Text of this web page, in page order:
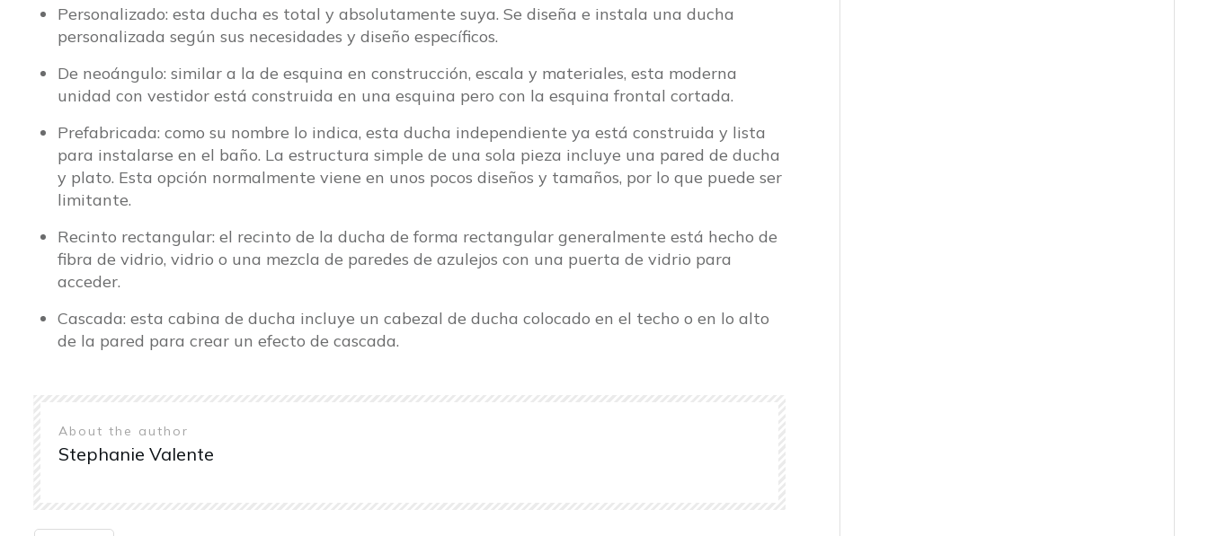
Personalizado: esta ducha es total y absolutamente suya. Se diseña e instala una ducha
personalizada según sus necesidades y diseño específicos.
De neoángulo: similar a la de esquina en construcción, escala y materiales, esta moderna
unidad con vestidor está construida en una esquina pero con la esquina frontal cortada.
Prefabricada: como su nombre lo indica, esta ducha independiente ya está construida y lista
para instalarse en el baño. La estructura simple de una sola pieza incluye una pared de ducha
y plato. Esta opción normalmente viene en unos pocos diseños y tamaños, por lo que puede ser
limitante.
Recinto rectangular: el recinto de la ducha de forma rectangular generalmente está hecho de
fibra de vidrio, vidrio o una mezcla de paredes de azulejos con una puerta de vidrio para
acceder.
Cascada: esta cabina de ducha incluye un cabezal de ducha colocado en el techo o en lo alto
de la pared para crear un efecto de cascada.
About the author
Stephanie Valente